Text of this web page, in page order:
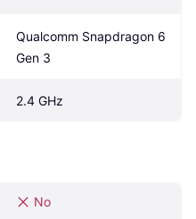
Qualcomm Snapdragon 6
Gen 3
2.4 GHz
No